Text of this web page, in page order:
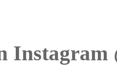
Instagram